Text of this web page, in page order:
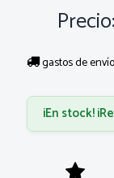
Precio:
gastos de envío
¡En stock!